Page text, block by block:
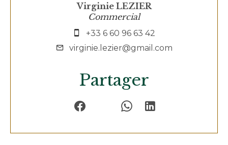
Virginie LEZIER
Commercial
+33 6 60 96 63 42
virginie.lezier@gmail.com
Partager